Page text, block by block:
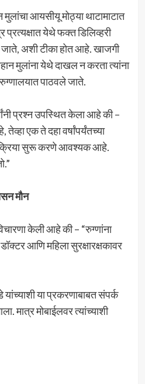
मुलांचा आयसीयू मोठ्या थाटामाटात
येथे फक्त डिलिव्हरी
अशी टीका होत आहे. खाजगी
मुलांना येथे दाखल न करता त्यांना
पाठवले जाते.
प्रश्न उपस्थित केला आहे की –
एक ते दहा वर्षांपर्यंतच्या
सुरू करणे आवश्यक आहे.
मौन
केली आहे की – “रुग्णांना
आणि महिला सुरक्षारक्षकावर
यांच्याशी या प्रकरणाबाबत संपर्क
मात्र मोबाईलवर त्यांच्याशी